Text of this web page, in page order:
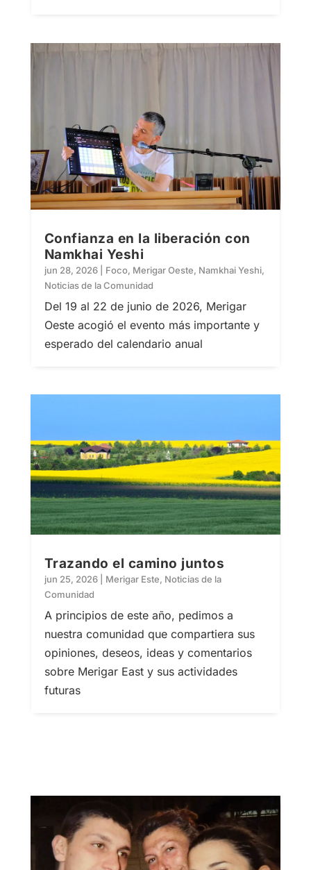
Confianza en la liberación con
Namkhai Yeshi
jun 28, 2026| Foco, Merigar Oeste, Namkhai Yeshi,
Noticias de la Comunidad
Del 19 al 22 de junio de 2026, Merigar
Oeste acogió el evento más importante y
esperado del calendario anual
Trazando el camino juntos
jun 25, 2026| Merigar Este, Noticias de la
Comunidad
A principios de este año, pedimos a
nuestra comunidad que compartiera sus
opiniones, deseos, ideas y comentarios
sobre Merigar East y sus actividades
futuras